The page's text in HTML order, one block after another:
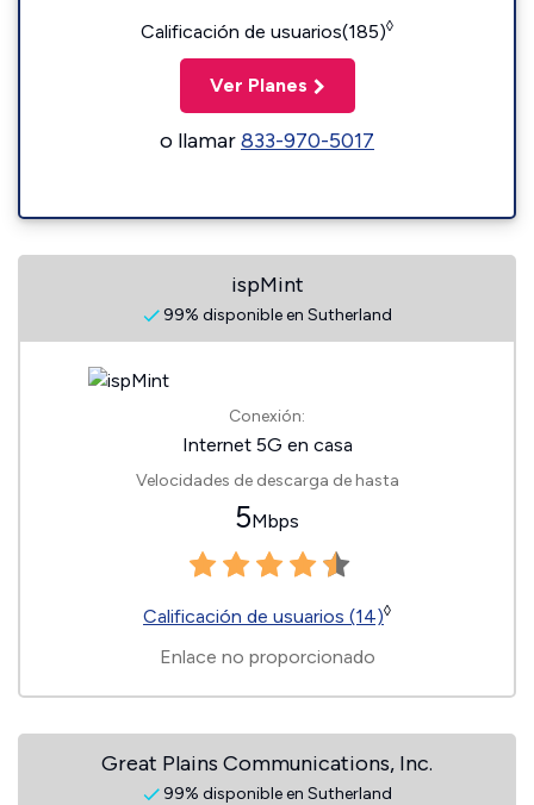
Calificación de usuarios(185)◊
Ver Planes
o llamar833-970-5017
ispMint
99% disponible en Sutherland
Conexión:
Internet 5G en casa
Velocidades de descarga de hasta
5Mbps
Calificación de usuarios (14)◊
Enlace no proporcionado
Great Plains Communications, Inc.
99% disponible en Sutherland